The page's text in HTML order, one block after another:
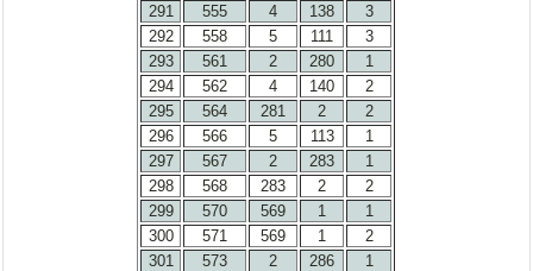
291
555 4 138
3
292
558 5 111
3
293
561 2 280
1
294
562 4 140
2
295
564 281 2
2
296
566 5 113
1
297
567 2 283
1
298
568 283 2
2
299
570 569 1
1
300
571 569 1
2
301
573 2 286
1